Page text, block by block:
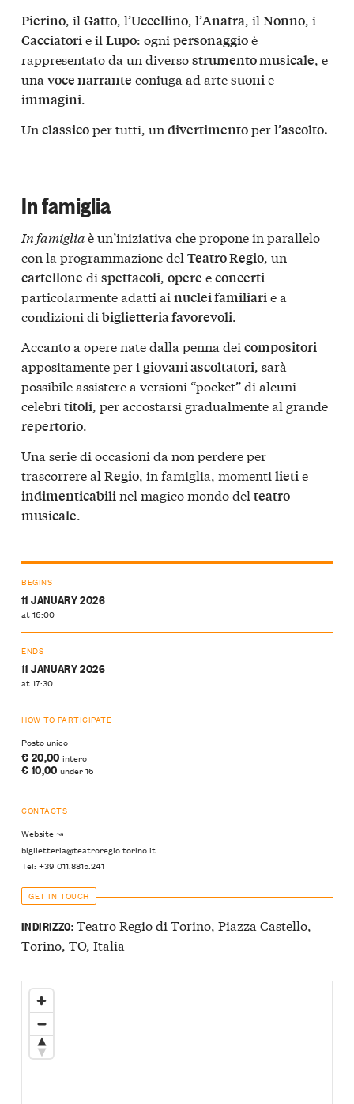
Pierino, il Gatto, l’Uccellino, l’Anatra, il Nonno, i
Cacciatorie il Lupo: ogni personaggioè
rappresentato da un diversostrumento musicale, e
una voce narrante coniuga ad artesuonie
immagini.
Un classicoper tutti, un divertimentoper l’ascolto.
In famiglia
In famigliaè un’iniziativa che propone in parallelo
con la programmazione del Teatro Regio, un
cartellone di spettacoli, opere econcerti
particolarmente adatti ai nuclei familiarie a
condizioni di biglietteria favorevoli.
Accanto a opere nate dalla penna dei compositori
appositamente per i giovani ascoltatori, sarà
possibile assistere a versioni “pocket” di alcuni
celebri titoli, per accostarsi gradualmente al grande
repertorio.
Una serie di occasioni da non perdere per
trascorrere al Regio , in famiglia, momenti lieti e
indimenticabili nel magico mondo del teatro
musicale
BEGINS
11 JANUARY 2026
at 16:00
ENDS
11 JANUARY 2026
at 17:30
HOW TO PARTICIPATE
Posto unico
€ 20,00 intero
€ 10,00 under 16
CONTACTS
Website ↝
biglietteria@teatroregio.torino.it
Tel: +39 011.8815.241
GET IN TOUCH
INDIRIZZO:Teatro Regio di Torino, Piazza Castello,
Torino, TO, Italia